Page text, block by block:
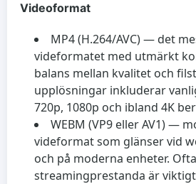
Videoformat
MP4 (H.264/AVC) — det
videformatet med utmärkt
balans mellan kvalitet och
upplösningar inkluderar
720p, 1080p och ibland 4K
WEBM (VP9 eller AV1) —
videformat som glänser vid
och på moderna enheter.
streamingprestanda är